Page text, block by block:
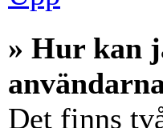
» Hur kan
Det finns